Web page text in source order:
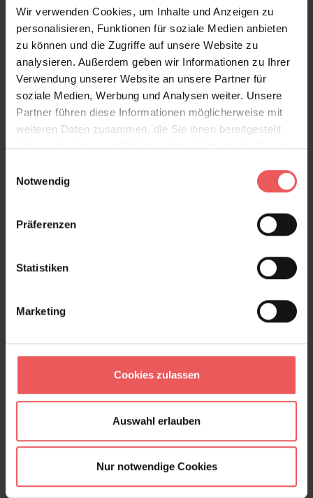
Wir verwenden Cookies, um Inhalte und Anzeigen zu
personalisieren, Funktionen für soziale Medien anbieten
zu können und die Zugriffe auf unsere Website zu
analysieren. Außerdem geben wir Informationen zu Ihrer
Verwendung unserer Website an unsere Partner für
soziale Medien, Werbung und Analysen weiter. Unsere
Partner führen diese Informationen möglicherweise mit
weiteren Daten zusammen, die Sie ihnen bereitgestellt
haben oder die sie im Rahmen Ihrer Nutzung der Dienste
Notwendig
Präferenzen
Statistiken
Marketing
Cookies zulassen
Auswahl erlauben
Nur notwendige Cookies
lebendige Atmosphäre schaffen.
Katja Behre gründete Elli Popp im Jahr 2007 in
London und ließ sich von den vielfältigen Facetten der
Natur inspirieren. Ihre Entwürfe sind dafür bekannt,
dass sie eine einzigartige Balance zwischen
nostalgischer Anmutung und modernem Flair
schaffen. Jedes ihrer Designs erzählt eine eigene
Geschichte und schafft eine abstrakte,
"Baudelaire's Dream" ist mehr als nur eine Tapete – es
ist ein Kunstwerk, das die Essenz der Natur und des
diejenigen, die ihrem Zuhause einen Hauch von
FAQ Teilen!
Sie haben Fragen zum Produkt?